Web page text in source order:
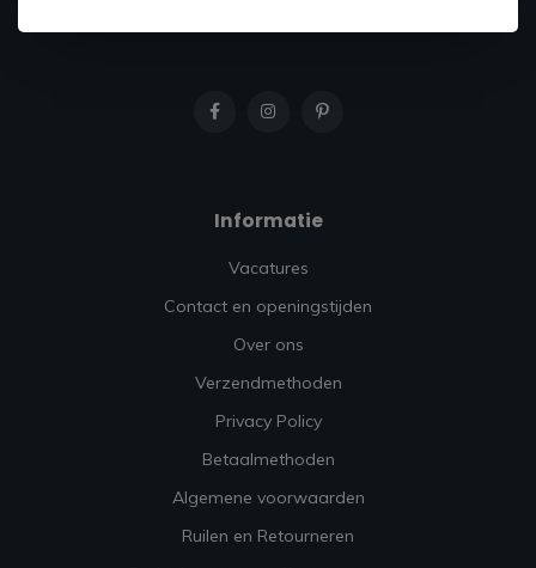
Informatie
Vacatures
Contact en openingstijden
Over ons
Verzendmethoden
Privacy Policy
Betaalmethoden
Algemene voorwaarden
Ruilen en Retourneren